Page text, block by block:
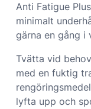
Anti Fatigue
minimalt
gärna en gång i
Tvätta vid
med en fuktig
lyfta upp och